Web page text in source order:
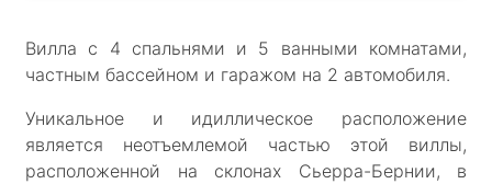
Вилла с 4 спальнями и 5 ванными комнатами,
частным бассейном и гаражом на 2 автомобиля.
Уникальное и идиллическое расположение
является неотъемлемой частью этой виллы,
расположенной на склонах Сьерра-Бернии, в